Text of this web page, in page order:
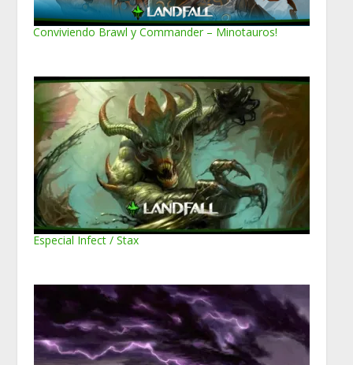
Conviviendo Brawl y Commander – Minotauros!
Especial Infect / Stax